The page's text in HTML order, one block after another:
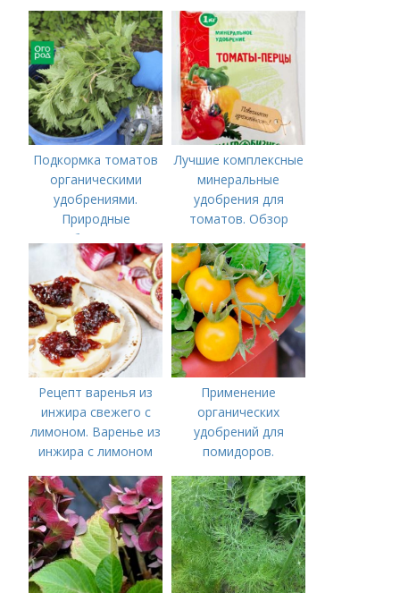
Подкормка томатов
органическими
удобрениями.
Природные
удобрения для
подкормки "по листу"
Лучшие комплексные
минеральные
удобрения для
томатов. Обзор
удобрений для
томатов: правила
внесения в почву
Рецепт варенья из
инжира свежего с
лимоном. Варенье из
инжира с лимоном
Применение
органических
удобрений для
помидоров.
удобрения для
томатов